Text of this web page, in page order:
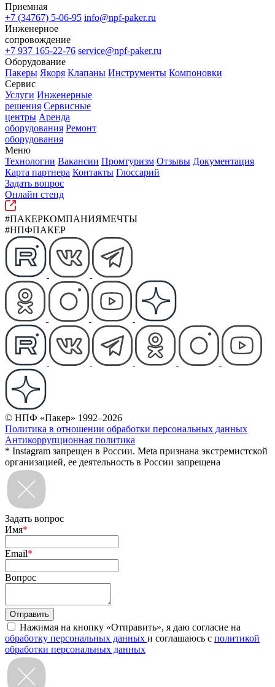
Приемная
+7 (34767) 5-06-95 info@npf-paker.ru
Инженерное
сопровождение
+7 937 165-22-76 service@npf-paker.ru
Оборудование
Пакеры Якоря Клапаны Инструменты Компоновки
Сервис
Услуги Инженерные
решения Сервисные
центры Аренда
оборудования Ремонт
оборудования
Меню
Технологии Вакансии Промтуризм Отзывы Документация
Карта партнера Контакты Глоссарий
Задать вопрос
Онлайн стенд
#ПАКЕРКОМПАНИЯМЕЧТЫ
#НПФПАКЕР
© НПФ «Пакер» 1992–2026
Политика в отношении обработки персональных данных
Антикоррупционная политика
* Instagram запрещен в России. Meta признана экстремистской
организацией, ее деятельность в России запрещена
Задать вопрос
Имя*
Email*
Вопрос
Нажимая на кнопку «Отправить», я даю согласие на
обработку персональных данных и соглашаюсь с политикой
обработки персональных данных